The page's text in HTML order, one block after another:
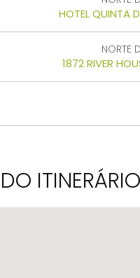
HOTEL QUINTA
NORTE
1872 RIVER
DO ITINERÁRIO